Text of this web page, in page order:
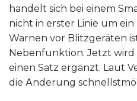
handelt sich bei einem
nicht in erster Linie um ein
Warnen vor Blitzgeräten
Nebenfunktion. Jetzt wird
einen Satz ergänzt. Laut
die Änderung